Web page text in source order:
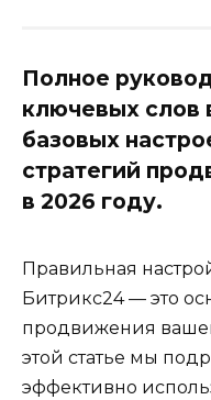
Полное
ключевых слов
базовых
стратегий
в 2026 году.
Правильная
Битрикс24 — это
продвижения
этой статье мы
эффективно